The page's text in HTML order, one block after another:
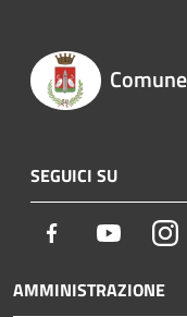
SEGUICI SU
Facebook Youtube
AMMINISTRAZIONE